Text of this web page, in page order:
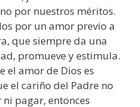
por nuestros méritos.
por un amor previo a
que siempre da una
promueve y estimula.
el amor de Dios es
el cariño del Padre no
pagar, entonces